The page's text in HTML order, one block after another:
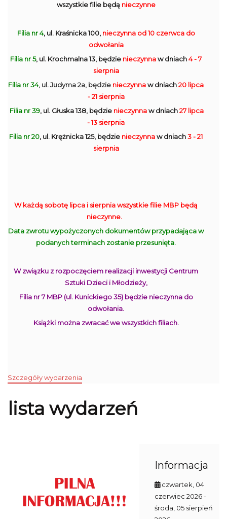
wszystkie filie będą nieczynne
Filia nr 4, ul. Kraśnicka 100, nieczynna od 10 czerwca do
odwołania
Filia nr 5, ul. Krochmalna 13, będzie nieczynnaw dniach4 - 7
sierpnia
Filia nr 34, ul. Judyma 2a, będzie nieczynnaw dniach20 lipca
- 21 sierpnia
Filia nr 39, ul. Głuska 138, będzie nieczynnaw dniach27 lipca
- 13 sierpnia
Filia nr 20, ul. Krężnicka 125, będzie nieczynnaw dniach3 - 21
sierpnia
W każdą sobotę lipca i sierpnia wszystkie filie MBP będą
nieczynne.
Data zwrotu wypożyczonych dokumentów przypadająca w
podanych terminach zostanie przesunięta.
W związku z rozpoczęciem realizacji inwestycji Centrum
Sztuki Dzieci i Młodzieży,
Filia nr 7 MBP (ul. Kunickiego 35) będzie nieczynna do
odwołania.
Książki można zwracać we wszystkich filiach.
Szczegóły wydarzenia
lista wydarzeń
Informacja
czwartek, 04
czerwiec 2026-
środa, 05 sierpień